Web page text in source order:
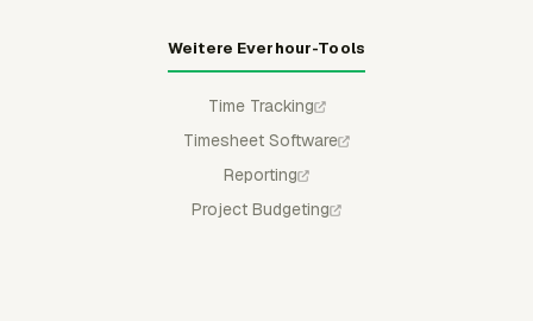
Weitere Everhour-Tools
Time Tracking
Timesheet Software
Reporting
Project Budgeting